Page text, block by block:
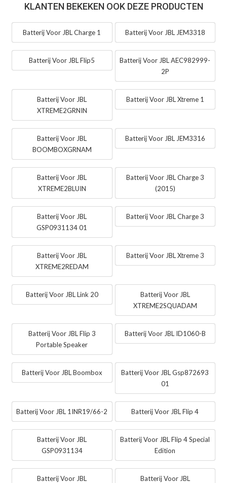
KLANTEN BEKEKEN OOK DEZE PRODUCTEN
Batterij Voor JBL Charge 1 Batterij Voor JBL JEM3318
Batterij Voor JBL Flip5
Batterij Voor JBL AEC982999-
2P
Batterij Voor JBL
XTREME2GRNIN
Batterij Voor JBL Xtreme 1
Batterij Voor JBL
BOOMBOXGRNAM
Batterij Voor JBL JEM3316
Batterij Voor JBL
XTREME2BLUIN
Batterij Voor JBL Charge 3
(2015)
Batterij Voor JBL
GSP0931134 01
Batterij Voor JBL Charge 3
Batterij Voor JBL
XTREME2REDAM
Batterij Voor JBL Xtreme 3
Batterij Voor JBL Link 20
Batterij Voor JBL
XTREME2SQUADAM
Batterij Voor JBL Flip 3
Portable Speaker
Batterij Voor JBL ID1060-B
Batterij Voor JBL Boombox
Batterij Voor JBL Gsp872693
01
Batterij Voor JBL 1INR19/66-2 Batterij Voor JBL Flip 4
Batterij Voor JBL
GSP0931134
Batterij Voor JBL Flip 4 Special
Edition
Batterij Voor JBL
Batterij Voor JBL